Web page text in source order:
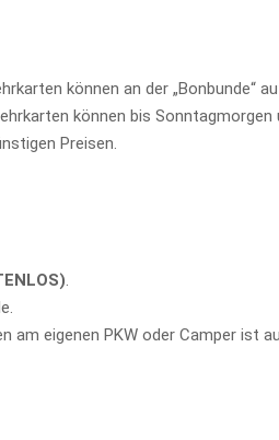
können an der „Bonbunde“
können bis Sonntagmorgen
Preisen.
.
am eigenen PKW oder Camper ist